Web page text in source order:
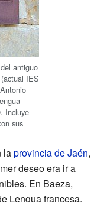
antiguo
IES
Incluye
sus
laprovincia de Jaén,
deseo era ir a
En Baeza,
Lengua francesa.